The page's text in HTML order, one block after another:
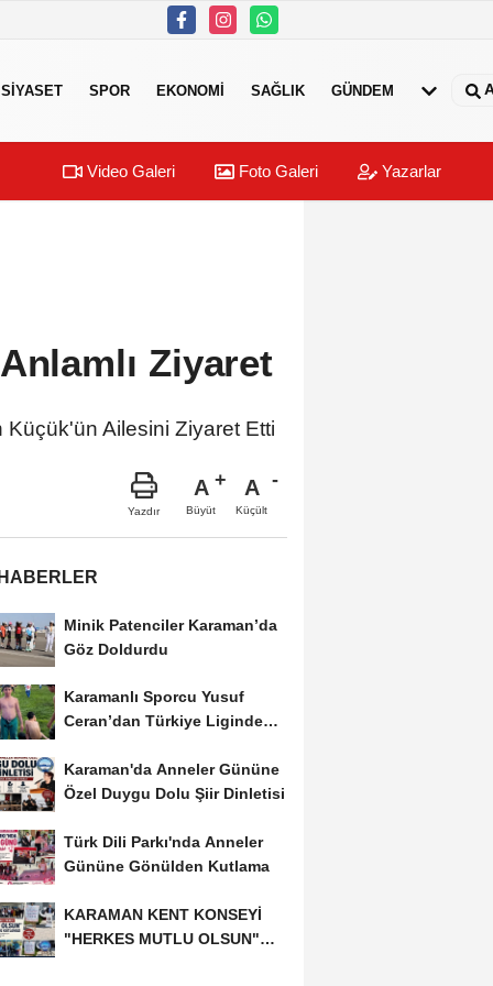
SIYASET SPOR EKONOMI SAĞLIK GÜNDEM
Video Galeri Foto Galeri Yazarlar
Ziyaret
Küçük'ün Ailesini Ziyaret Etti
Yazdır
A
Büyüt
A
Küçült
Minik Patenciler Karaman’da
Göz Doldurdu
Karamanlı Sporcu Yusuf
Ceran’dan Türkiye Liginde
Karaman'da Anneler Gününe
Özel Duygu Dolu Şiir Dinletisi
Türk Dili Parkı'nda Anneler
Gününe Gönülden Kutlama
KARAMAN KENT KONSEYİ
"HERKES MUTLU OLSUN"